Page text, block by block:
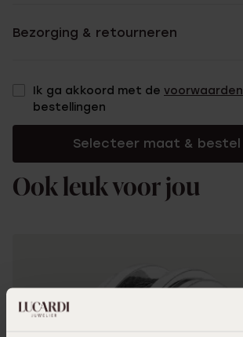
Bezorging & retourneren
Ik ga akkoord met de voorwaarden
bestellingen
Selecteer maat & bestel
Ook leuk voor jou